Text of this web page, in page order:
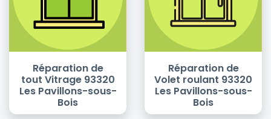
Réparation de
tout Vitrage 93320
Les Pavillons-sous-
Bois
Réparation de
Volet roulant 93320
Les Pavillons-sous-
Bois